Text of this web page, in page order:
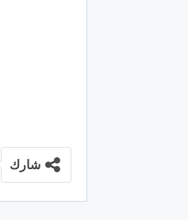
شارك